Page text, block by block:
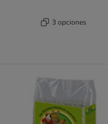
3 opciones